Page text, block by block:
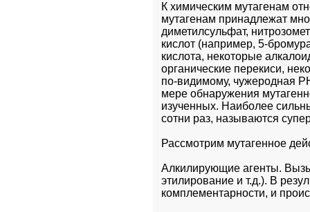
К химическим мутагенам
мутагенам принадлежат
диметилсульфат,
кислот (например, 5-
кислота, некоторые
органические перекиси,
по-видимому, чужеродная
мере обнаружения
изученных. Наиболее
сотни раз, называются
Рассмотрим мутагенное
Алкилирующие агенты.
этилирование и т.д.). В
комплементарности, и